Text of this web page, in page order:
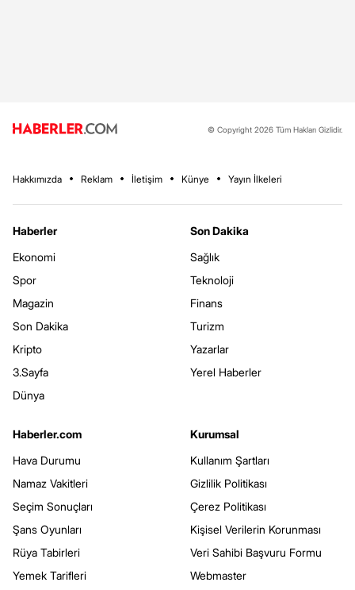
© Copyright 2026 Tüm Hakları Gizlidir.
Hakkımızda Reklam İletişim Künye Yayın İlkeleri
Haberler
Ekonomi
Spor
Magazin
Son Dakika
Kripto
3.Sayfa
Dünya
Son Dakika
Sağlık
Teknoloji
Finans
Turizm
Yazarlar
Yerel Haberler
Haberler.com
Hava Durumu
Namaz Vakitleri
Seçim Sonuçları
Şans Oyunları
Rüya Tabirleri
Yemek Tarifleri
Kurumsal
Kullanım Şartları
Gizlilik Politikası
Çerez Politikası
Kişisel Verilerin Korunması
Veri Sahibi Başvuru Formu
Webmaster